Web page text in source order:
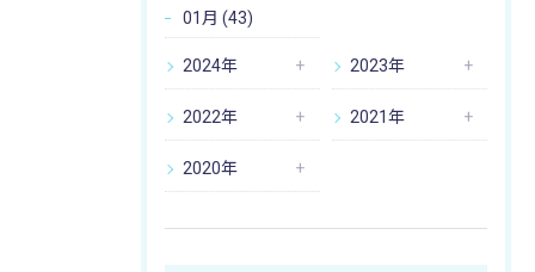
01月 (43)
2024年 2023年
2022年 2021年
2020年